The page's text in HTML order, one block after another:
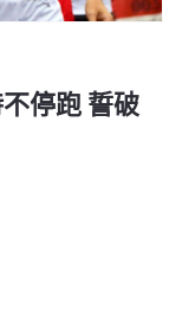
停跑 誓破